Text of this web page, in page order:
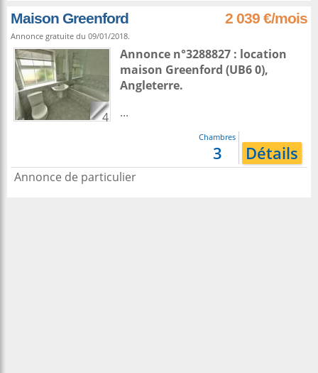
Maison Greenford 2 039 €/mois
Annonce gratuite du 09/01/2018.
4
Annonce n°3288827 : location
maison Greenford (UB6 0),
Angleterre.
...
Chambres
3 Détails
Annonce de particulier